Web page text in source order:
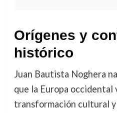
Orígenes y
histórico
Juan Bautista Noghera
que la Europa occidental
transformación cultural